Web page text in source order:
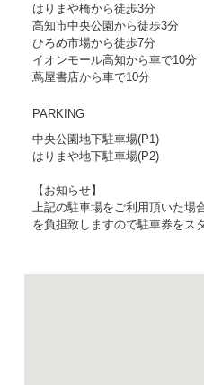
はりまや橋から徒歩3分
高知市中央公園から徒歩3分
ひろめ市場から徒歩7分
イオンモール高知から車で10分
蔦屋書店から車で10分
PARKING
中央公園地下駐車場(P1)
はりまや地下駐車場(P2)
【お知らせ】
上記の駐車場をご利用頂いた
を負担致しますので駐車券をス